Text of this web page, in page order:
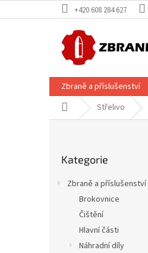
na
+420 608 284 627
Zbraně a příslušenství
Domů Střelivo
kategorie
Kategorie
Zbraně a příslušenství
Brokovnice
Čištění
Hlavní části
Náhradní díly